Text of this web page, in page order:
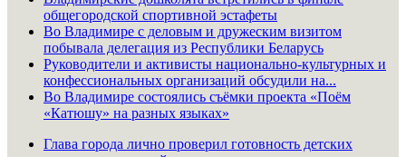
общегородской спортивной эстафеты
Во Владимире с деловым и дружеским визитом
побывала делегация из Республики Беларусь
Руководители и активисты национально-культурных и
конфессиональных организаций обсудили на...
Во Владимире состоялись съёмки проекта «Поём
«Катюшу» на разных языках»
Глава города лично проверил готовность детских